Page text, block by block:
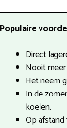
Populaire
Direct
Nooit
Het neem
In de
koelen.
Op